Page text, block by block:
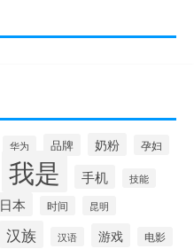
华为 品牌 奶粉 孕妇
我是 手机 技能
日本 时间 昆明
汉族 汉语 游戏 电影